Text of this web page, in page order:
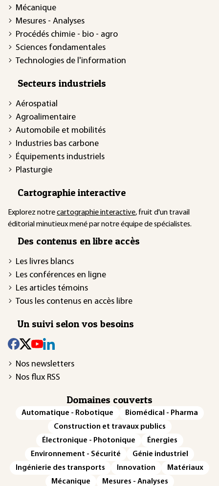
Mécanique
Mesures - Analyses
Procédés chimie - bio - agro
Sciences fondamentales
Technologies de l'information
Secteurs industriels
Aérospatial
Agroalimentaire
Automobile et mobilités
Industries bas carbone
Équipements industriels
Plasturgie
Cartographie interactive
Explorez notrecartographie interactive, fruit d'un travail
éditorial minutieux mené par notre équipe de spécialistes.
Des contenus en libre accès
Les livres blancs
Les conférences en ligne
Les articles témoins
Tous les contenus en accès libre
Un suivi selon vos besoins
Nos newsletters
Nos flux RSS
Domaines couverts
Automatique - Robotique
Biomédical - Pharma
Construction et travaux publics
Électronique - Photonique
Énergies
Environnement - Sécurité
Génie industriel
Ingénierie des transports
Innovation
Matériaux
Mécanique
Mesures - Analyses